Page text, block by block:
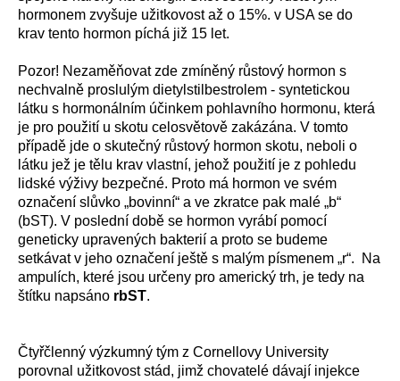
hormonem zvyšuje užitkovost až o 15%. v USA se do
krav tento hormon píchá již 15 let.
Pozor! Nezaměňovat zde zmíněný růstový hormon s
nechvalně proslulým dietylstilbestrolem - syntetickou
látku s hormonálním účinkem pohlavního hormonu, která
je pro použití u skotu celosvětově zakázána. V tomto
případě jde o skutečný růstový hormon skotu, neboli o
látku jež je tělu krav vlastní, jehož použití je z pohledu
lidské výživy bezpečné. Proto má hormon ve svém
označení slůvko „bovinní“ a ve zkratce pak malé „b“
(bST). V poslední době se hormon vyrábí pomocí
geneticky upravených bakterií a proto se budeme
setkávat v jeho označení ještě s malým písmenem „r“. Na
ampulích, které jsou určeny pro americký trh, je tedy na
štítku napsáno rbST.
Čtyřčlenný výzkumný tým z Cornellovy University
porovnal užitkovost stád, jimž chovatelé dávají injekce